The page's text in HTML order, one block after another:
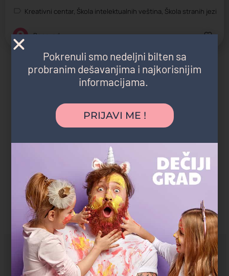
Kreativni centar, Škola intelektualnih veština, Škola stranih jezika,
Beograd
Istraži ostale kategorije
Strani jezici Umetnost
Pokrenuli smo nedeljni bilten sa
probranim dešavanjima i najkorisnijim
informacijama.
PRIJAVI ME !